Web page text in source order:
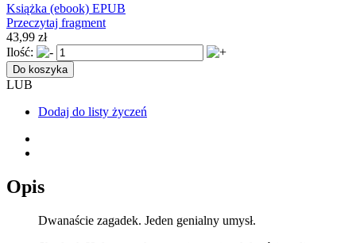
Książka (ebook) EPUB
Przeczytaj fragment
43,99 zł
Ilość:
Do koszyka
LUB
Dodaj do listy życzeń
Opis
Dwanaście zagadek. Jeden genialny umysł.